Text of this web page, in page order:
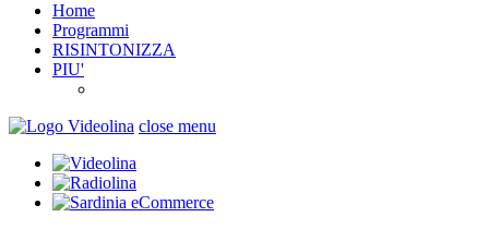
Home
Programmi
RISINTONIZZA
PIU'
close menu